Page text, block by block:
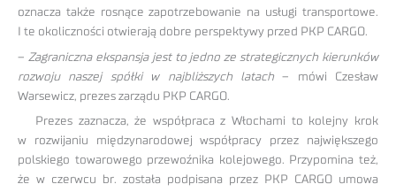
oznacza także rosnące zapotrzebowanie na usługi transportowe.
I te okoliczności otwierają dobre perspektywy przed PKP CARGO.
– Zagraniczna ekspansja jest to jedno ze strategicznych kierunków
rozwoju naszej spółki w najbliższych latach– mówi Czesław
Warsewicz, prezes zarządu PKP CARGO.
Prezes zaznacza, że współpraca z Włochami to kolejny krok
w rozwijaniu międzynarodowej współpracy przez największego
polskiego towarowego przewoźnika kolejowego. Przypomina też,
że w czerwcu br. została podpisana przez PKP CARGO umowa